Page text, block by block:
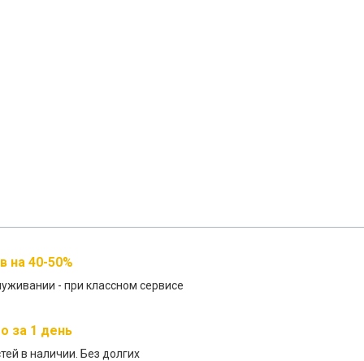
на 40-50%
- при классном сервисе
за 1 день
в наличии. Без долгих